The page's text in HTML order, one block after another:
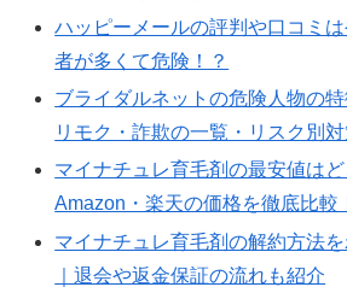
ハッピーメールの評判や口コミ
者が多くて危険！？
ブライダルネットの危険人物の
リモク・詐欺の一覧・リスク別
マイナチュレ育毛剤の最安値はど
Amazon・楽天の価格を徹底比較
マイナチュレ育毛剤の解約方法
｜退会や返金保証の流れも紹介